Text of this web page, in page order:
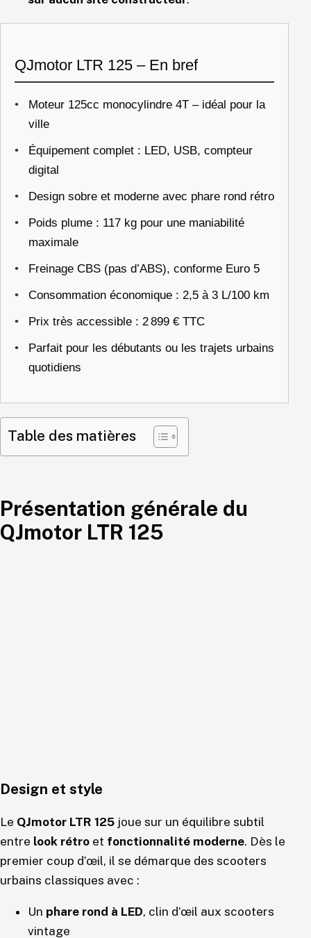
QJmotor LTR 125 – En bref
Moteur 125cc monocylindre 4T – idéal pour la
ville
Équipement complet : LED, USB, compteur
digital
Design sobre et moderne avec phare rond rétro
Poids plume : 117 kg pour une maniabilité
maximale
Freinage CBS (pas d’ABS), conforme Euro 5
Consommation économique : 2,5 à 3 L/100 km
Prix très accessible : 2 899 € TTC
Parfait pour les débutants ou les trajets urbains
quotidiens
Table des matières
Présentation générale du
QJmotor LTR 125
Design et style
Le QJmotor LTR 125 joue sur un équilibre subtil
entre look rétro et fonctionnalité moderne. Dès le
premier coup d’œil, il se démarque des scooters
urbains classiques avec :
Un phare rond à LED, clin d’œil aux scooters
vintage